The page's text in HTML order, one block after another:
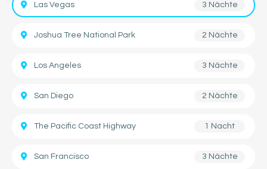
Las Vegas 3 Nächte
Joshua Tree National Park 2 Nächte
Los Angeles 3 Nächte
San Diego 2 Nächte
The Pacific Coast Highway 1 Nacht
San Francisco 3 Nächte